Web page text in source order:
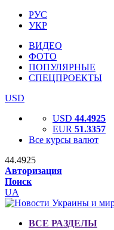
РУС
УКР
ВИДЕО
ФОТО
ПОПУЛЯРНЫЕ
СПЕЦПРОЕКТЫ
USD
USD 44.4925
EUR 51.3357
Все курсы валют
44.4925
Авторизация
Поиск
UA
ВСЕ РАЗДЕЛЫ